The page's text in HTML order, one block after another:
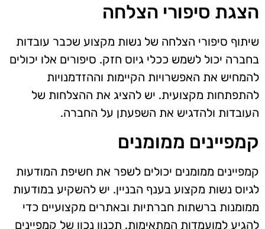
הצגת סיפורי הצלחה
שיתוף סיפורי הצלחה של נשות מקצוע שכבר עובדות
בחברה יכול לשמש ככלי גיוס חזק. סיפורים אלו יכולים
להמחיש את האפשרויות הקיימות וההזדמנויות
להתפתחות מקצועית. יש להציג את ההצלחות של
העובדות ולהדגיש את השפעתן על החברה.
קמפיינים ממומנים
קמפיינים ממומנים יכולים לשפר את חשיפת המודעות
לגיוס נשות מקצוע בענף הבניין. יש להשקיע במודעות
ממומנות ברשתות חברתיות ובאתרים מקצועיים כדי
להגיע למועמדות המתאימות. תכנון נכון של קמפיינים